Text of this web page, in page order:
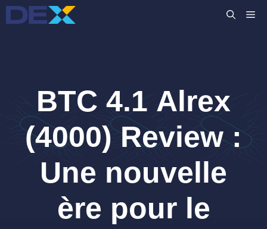
Aller
au
BTC 4.1 Alrex
(4000) Review :
Une nouvelle
ère pour le